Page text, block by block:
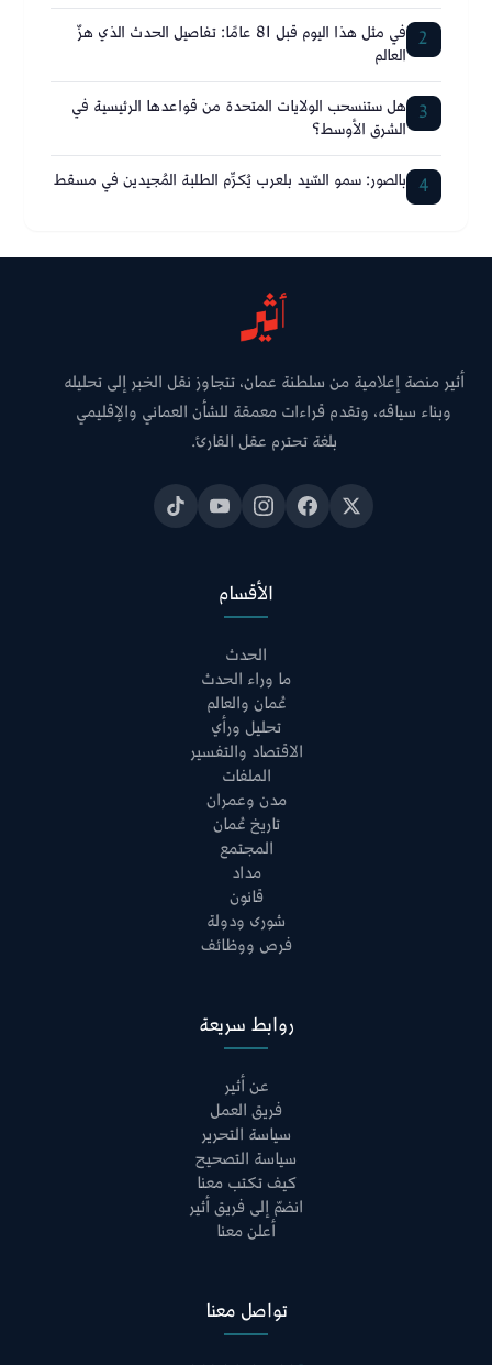
2 في مثل هذا اليوم قبل 81 عامًا: تفاصيل الحدث الذي هزّ
العالم
3 هل ستنسحب الولايات المتحدة من قواعدها الرئيسية في
الشرق الأوسط؟
4 بالصور: سمو السّيد بلعرب يُكرِّم الطلبة المُجيدين في مسقط
أثير منصة إعلامية من سلطنة عمان، تتجاوز نقل الخبر إلى تحليله
وبناء سياقه، وتقدم قراءات معمقة للشأن العماني والإقليمي
بلغة تحترم عقل القارئ.
الأقسام
الحدث
ما وراء الحدث
عُمان والعالم
تحليل ورأي
الاقتصاد والتفسير
الملفات
مدن وعمران
تاريخ عُمان
المجتمع
مداد
قانون
شورى ودولة
فرص ووظائف
روابط سريعة
عن أثير
فريق العمل
سياسة التحرير
سياسة التصحيح
كيف تكتب معنا
انضمّ إلى فريق أثير
أعلن معنا
تواصل معنا